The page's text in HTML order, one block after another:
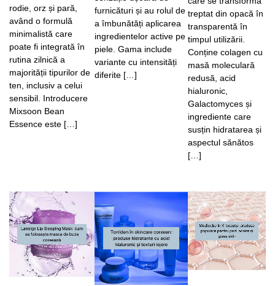
rodie, orz și pară,
având o formulă
minimalistă care
poate fi integrată în
rutina zilnică a
majorității tipurilor de
ten, inclusiv a celui
sensibil. Introducere
Mixsoon Bean
Essence este […]
furnicături și au rolul de
a îmbunătăți aplicarea
ingredientelor active pe
piele. Gama include
variante cu intensități
diferite […]
treptat din opacă în
transparentă în
timpul utilizării.
Conține colagen cu
masă moleculară
redusă, acid
hialuronic,
Galactomyces și
ingrediente care
susțin hidratarea și
aspectul sănătos
[…]